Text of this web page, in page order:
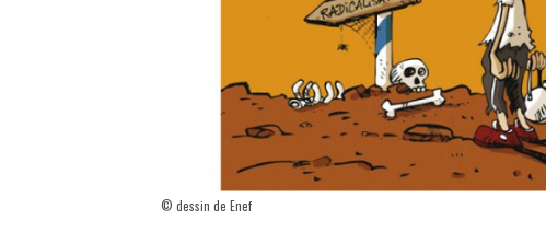
© dessin de Enef